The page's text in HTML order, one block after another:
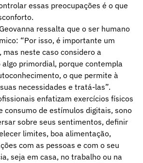
essas preocupações é o que
ressalta que o ser humano
“Por isso, é importante um
mas neste caso considero a
primordial, porque contempla
o que permite à
necessidades e tratá-las”.
enfatizam exercícios físicos
consumo de estímulos digitais, sono
sobre seus sentimentos, definir
limites, boa alimentação,
com as pessoas e com o seu
seja em casa, no trabalho ou na